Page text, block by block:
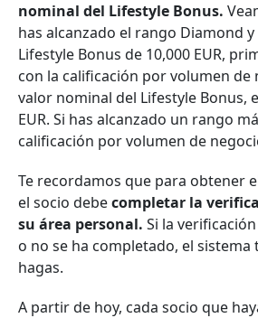
nominal del Lifestyle Bonus.
has alcanzado el rango Diamond
Lifestyle Bonus de 10,000 EUR,
con la calificación por volumen de
valor nominal del Lifestyle Bonus,
EUR. Si has alcanzado un rango
calificación por volumen de
Te recordamos que para obtener
el socio debecompletar la
su área personal. Si la
o no se ha completado, el sistema
hagas.
A partir de hoy, cada socio que